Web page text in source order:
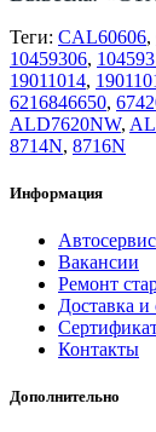
Теги: CAL60606,
10459306,
19011014,
6216846650,
ALD7620NW,
8714N, 8716N
Информация
Вакансии
Ремонт
Доставка и
Контакты
Дополнительно